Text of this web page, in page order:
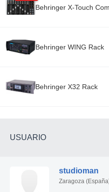
Behringer X-Touch
Behringer WING Rack
Behringer X32 Rack
USUARIO
studioman
Zaragoza